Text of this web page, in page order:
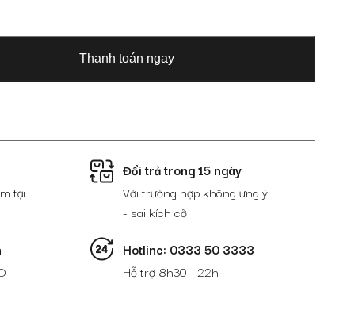
Thanh toán ngay
tại
Đổi trả trong 15 ngày
Với trường hợp không ưng ý
- sai kích cỡ
Hotline: 0333 50 3333
Hỗ trợ 8h30 - 22h